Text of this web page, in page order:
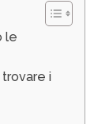
le
trovare i